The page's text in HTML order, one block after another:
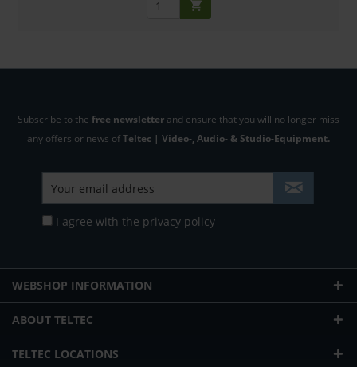
Subscribe to the free newsletter and ensure that you will no longer miss
any offers or news ofTeltec | Video-, Audio- & Studio-Equipment.
I agree with the privacy policy
WEBSHOP INFORMATION
ABOUT TELTEC
TELTEC LOCATIONS